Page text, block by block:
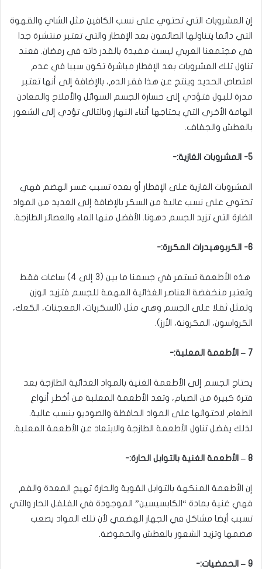
إن المشروبات التي تحتوي على نسب الكافين مثل الشاي والقهوة
التي دائما يتناولها الصائمون بعد الإفطار والتي تعتبر منتشرة جدا
في مجتمعنا العربي ليست مفيدة بالقدر ذاته في رمضان. فعند
تناول تلك المشروبات بعد الإفطار مباشرة تكون سببا في عدم
امتصاص الحديد وينتج عن هذا فقر الدم، بالإضافة إلى أنها تعتبر
مدرة للبول فتؤدي إلى خسارة الجسم السوائل والأملاح والمعادن
الهامة الأخري التي يحتاجها أثناء النهار وبالتالي تؤدي إلى الشعور
بالعطش والجفاف.
5- المشروبات الغازية:-
المشروبات الغازية على الإفطار أو بعده تسبب عسر الهضم فهي
تحتوي على نسب عالية من السكر بالإضافة إلى العديد من المواد
الضارة التي تزيد الجسم دهونا. الأفضل منها الماء والعصائر الطازجة.
6- الكربوهيدرات المكررة:-
هذه الأطعمة تستمر في جسمنا ما بين (3 إلى 4) ساعات فقط
وتعتبر منخفضة العناصر الغذائية المهمة للجسم فتزيد الوزن
وتمثل ثقلا على الجسم وهي مثل (السكريات، المعجنات، الكعك،
الكرواسون، المكرونة، الأرز).
7 – الأطعمة المعلبة:-
يحتاج الجسم إلى الأطعمة الغنية بالمواد الغذائية الطازجة بعد
فترة كبيرة من الصيام، وتعد الأطعمة المعلبة من أخطر أنواع
الطعام لاحتوائها على المواد الحافظة والصوديو بنسب عالية.
لذلك يفضل تناول الأطعمة الطازجة والابتعاد عن الأطعمة المعلبة.
8 – الأطعمة الغنية بالتوابل الحارة:-
إن الأطعمة المنكهة بالتوابل القوية والحارة تهيج المعدة والفم
فهي غنية بمادة “الكابسيسين” الموجودة في الفلفل الحار والتي
تسبب أيضا مشاكل في الجهاز الهضمي لأن تلك المواد يصعب
هضمها وتزيد الشعور بالعطش والحموضة.
9 – الحمضيات:-